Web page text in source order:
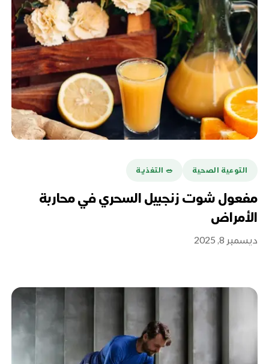
التوعية الصحية 🥗 التغذية
مفعول شوت زنجبيل السحري في محاربة
الأمراض
ديسمبر 8, 2025